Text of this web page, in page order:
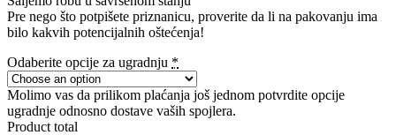
Pre nego što potpišete priznanicu, proverite da li na pakovanju ima
bilo kakvih potencijalnih oštećenja!
Odaberite opcije za ugradnju *
Molimo vas da prilikom plaćanja još jednom potvrdite opcije
ugradnje odnosno dostave vaših spojlera.
Product total